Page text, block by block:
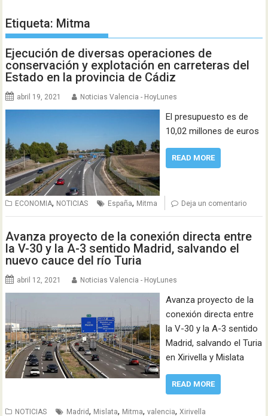
Etiqueta: Mitma
Ejecución de diversas operaciones de
conservación y explotación en carreteras del
Estado en la provincia de Cádiz
abril 19, 2021 Noticias Valencia - HoyLunes
El presupuesto es de
10,02 millones de euros
READ MORE
ECONOMIA, NOTICIAS España, Mitma Deja un comentario
Avanza proyecto de la conexión directa entre
la V-30 y la A-3 sentido Madrid, salvando el
nuevo cauce del río Turia
abril 12, 2021 Noticias Valencia - HoyLunes
Avanza proyecto de la
conexión directa entre
la V-30 y la A-3 sentido
Madrid, salvando el Turia
en Xirivella y Mislata
READ MORE
NOTICIAS Madrid, Mislata, Mitma,valencia,Xirivella